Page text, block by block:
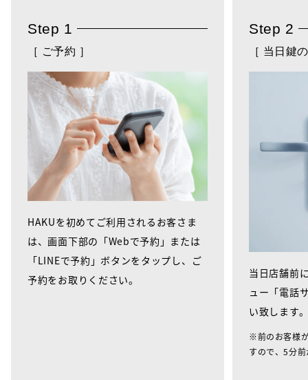
Step 1
［ ご予約 ］
HAKUを初めてご利用されるお客さま
は、画面下部の「Webで予約」または
「LINEで予約」ボタンをタップし、ご
予約をお取りください。
Step 2
［ 当日鍵
当日店舗前
ュー「電話
い致します
※前のお客様
すので、5分